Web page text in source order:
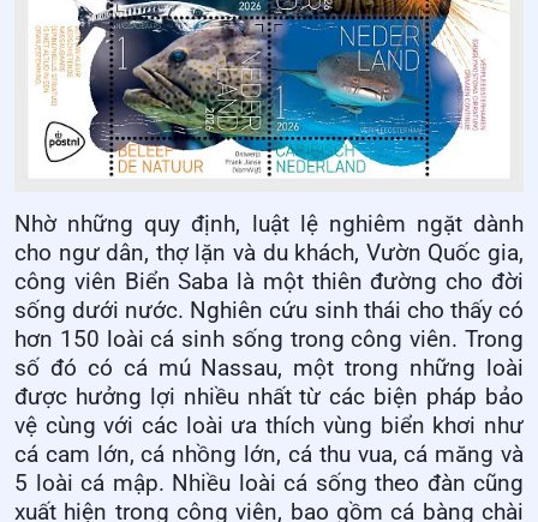
Nhờ những quy định, luật lệ nghiêm ngặt dành
cho ngư dân, thợ lặn và du khách, Vườn Quốc gia,
công viên Biển Saba là một thiên đường cho đời
sống dưới nước. Nghiên cứu sinh thái cho thấy có
hơn 150 loài cá sinh sống trong công viên. Trong
số đó có cá mú Nassau, một trong những loài
được hưởng lợi nhiều nhất từ các biện pháp bảo
vệ cùng với các loài ưa thích vùng biển khơi như
cá cam lớn, cá nhồng lớn, cá thu vua, cá măng và
5 loài cá mập. Nhiều loài cá sống theo đàn cũng
xuất hiện trong công viên, bao gồm cá bàng chài